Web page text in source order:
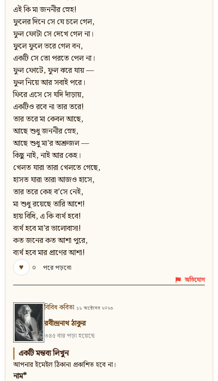
এই কি মা জননীর স্নেহ!
ফুলের দিনে সে যে চলে গেল,
ফুল ফোটা সে দেখে গেল না।
ফুলে ফুলে ভরে গেল বন,
একটি সে তো পরতে পেল না।
ফুল ফোটে, ফুল ঝরে যায় —
ফুল নিয়ে আর সবাই পরে।
ফিরে এসে সে যদি দাঁড়ায়,
একটিও রবে না তার তরে!
তার তরে মা কেবল আছে,
আছে শুধু জননীর স্নেহ,
আছে শুধু মা’র অশ্রুজল —
কিছু নাই, নাই আর কেহ।
খেলত যারা তারা খেলতে গেছে,
হাসত যারা তারা আজও হাসে,
তার তরে কেহ ব’সে নেই,
মা শুধু রয়েছে তারি আশে!
হায় বিধি, এ কি ব্যর্থ হবে!
ব্যর্থ হবে মা’র ভালোবাসা!
কত জনের কত আশা পুরে,
ব্যর্থ হবে মার প্রাণের আশা!
♥
০ পরে পড়বো
অভিযোগ
বিবিধ কবিতা ১১ অক্টোবর ২০২৩
রবীন্দ্রনাথ ঠাকুর
৩৪৫ বার পড়া হয়েছে
একটি মন্তব্য লিখুন
আপনার ইমেইল ঠিকানা প্রকাশিত হবে না।
নাম*